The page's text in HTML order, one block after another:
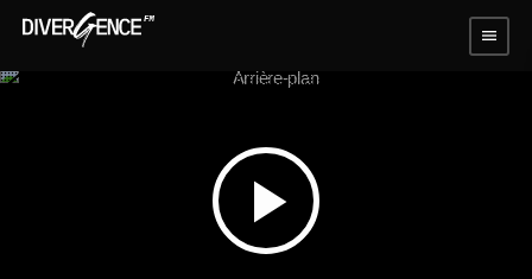
menu
play_arrow